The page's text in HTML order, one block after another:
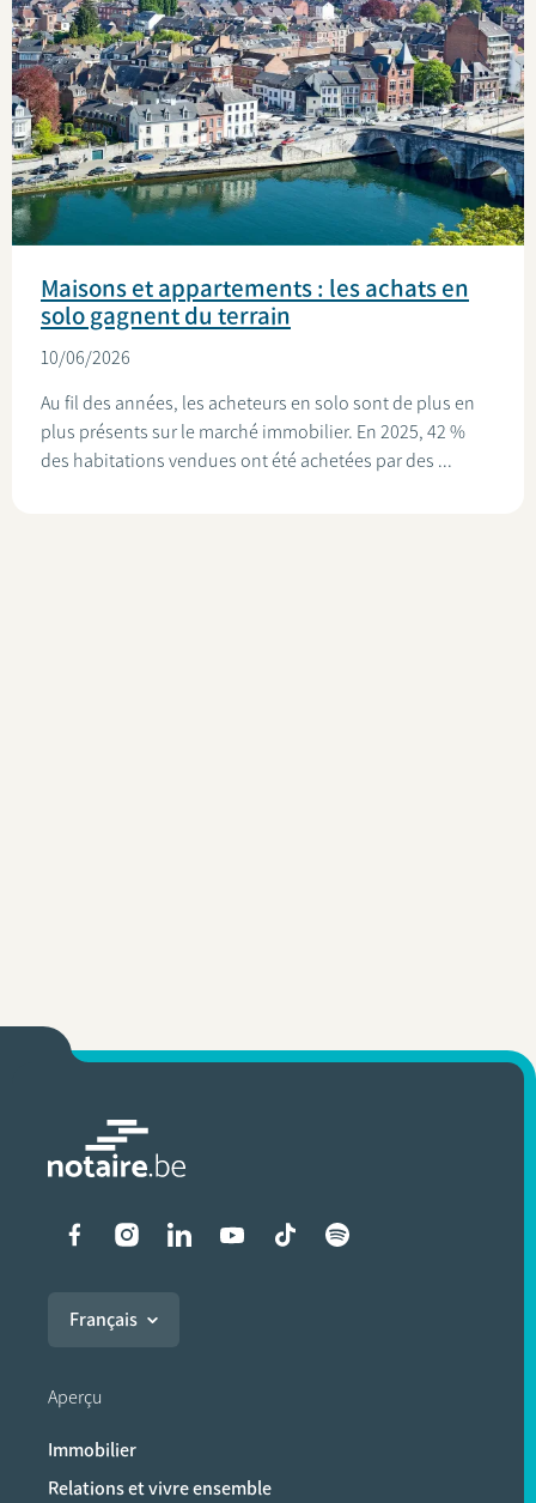
Maisons et appartements : les achats en
solo gagnent du terrain
10/06/2026
Au fil des années, les acheteurs en solo sont de plus en
plus présents sur le marché immobilier. En 2025, 42 %
des habitations vendues ont été achetées par des ...
Liens vers les réseaux
Français
Aperçu
Immobilier
Relations et vivre ensemble